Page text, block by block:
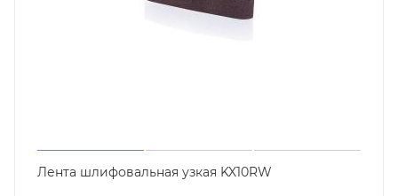
Лента шлифовальная узкая KX10RW